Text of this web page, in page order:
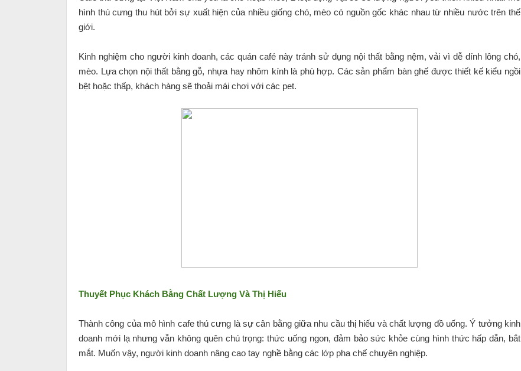
hình thú cưng thu hút bởi sự xuất hiện của nhiều giống chó, mèo có nguồn gốc khác nhau từ nhiều nước trên thế
giới.
Kinh nghiệm cho người kinh doanh, các quán café này tránh sử dụng nội thất bằng nệm, vải vì dễ dính lông chó,
mèo. Lựa chọn nội thất bằng gỗ, nhựa hay nhôm kính là phù hợp. Các sản phẩm bàn ghế được thiết kế kiểu ngồi
bệt hoặc thấp, khách hàng sẽ thoải mái chơi với các pet.
Thuyết Phục Khách Bằng Chất Lượng Và Thị Hiếu
Thành công của mô hình cafe thú cưng là sự cân bằng giữa nhu cầu thị hiếu và chất lượng đồ uống. Ý tưởng kinh
doanh mới lạ nhưng vẫn không quên chú trọng: thức uống ngon, đảm bảo sức khỏe cùng hình thức hấp dẫn, bắt
mắt. Muốn vậy, người kinh doanh nâng cao tay nghề bằng các lớp pha chế chuyên nghiệp.